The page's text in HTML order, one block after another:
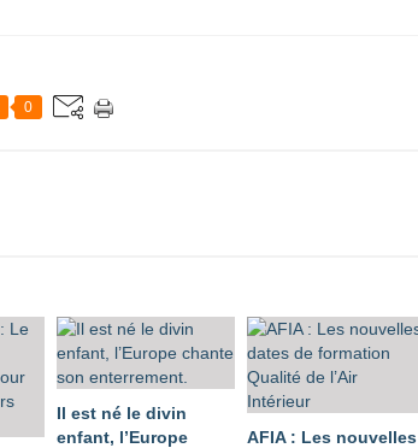
0
Il est né le divin
enfant, l’Europe
AFIA : Les nouvelles